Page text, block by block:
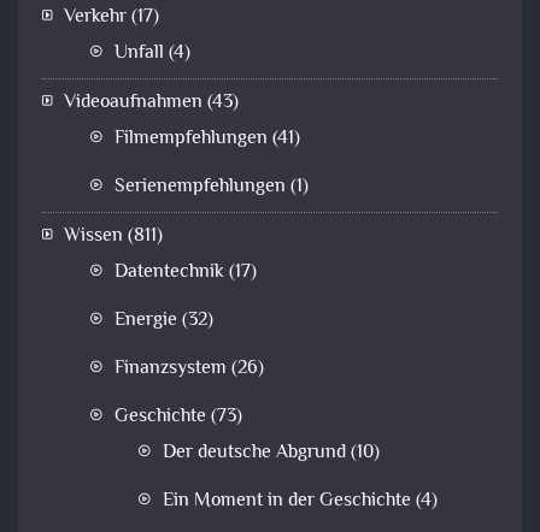
Verkehr(17)
Unfall (4)
Videoaufnahmen (43)
Filmempfehlungen (41)
Serienempfehlungen (1)
Wissen (811)
Datentechnik(17)
Energie (32)
Finanzsystem (26)
Geschichte (73)
Der deutsche Abgrund(10)
Ein Moment in der Geschichte (4)